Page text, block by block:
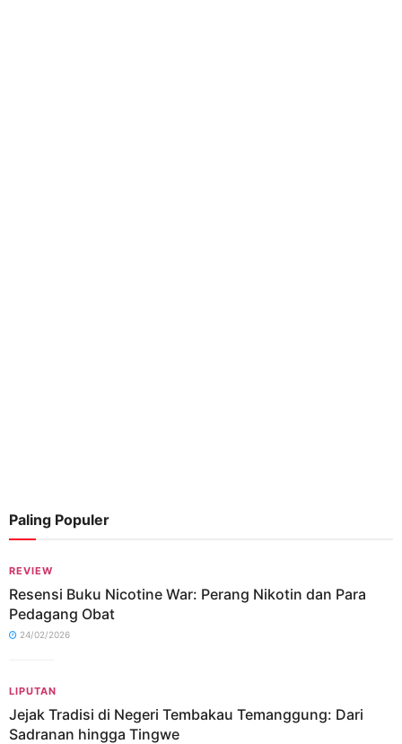
Paling Populer
REVIEW
Resensi Buku Nicotine War: Perang Nikotin dan Para
Pedagang Obat
24/02/2026
LIPUTAN
Jejak Tradisi di Negeri Tembakau Temanggung: Dari
Sadranan hingga Tingwe